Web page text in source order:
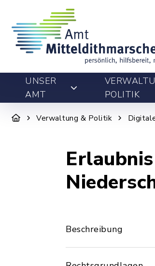
UNSER
AMT
POLITIK
Verwaltung & Politik
Beschreibung